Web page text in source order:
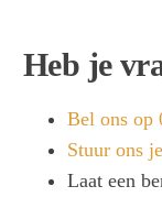
Heb je
Bel ons op
Stuur ons
Laat een